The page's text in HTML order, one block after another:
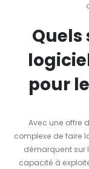
Quels
pour
Avec une offre
complexe de faire
démarquent sur
capacité à